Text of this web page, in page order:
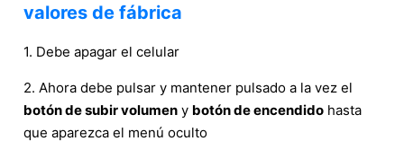
valores de fábrica
1. Debe apagar el celular
2. Ahora debe pulsar y mantener pulsado a la vez el
botón de subir volumen y botón de encendido hasta
que aparezca el menú oculto